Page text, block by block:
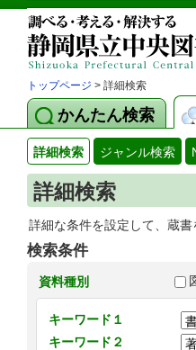
トップページ > 詳細検索
かんたん検索
詳細検索 ジャンル検索
詳細検索
詳細な条件を設定して、蔵
検索条件
資料種別
キーワード１
キーワード２